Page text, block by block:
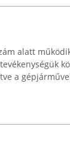
alatt
a